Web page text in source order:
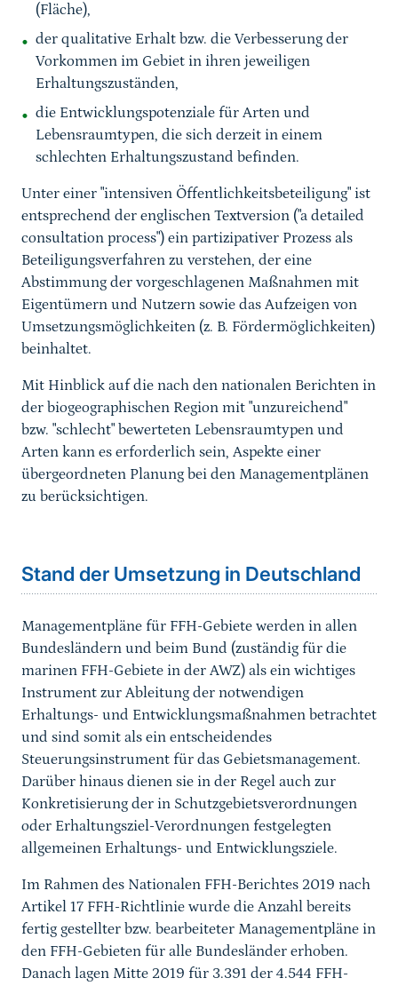
(Fläche),
der qualitative Erhalt bzw. die Verbesserung der
Vorkommen im Gebiet in ihren jeweiligen
Erhaltungszuständen,
die Entwicklungspotenziale für Arten und
Lebensraumtypen, die sich derzeit in einem
schlechten Erhaltungszustand befinden.
Unter einer "intensiven Öffentlichkeitsbeteiligung" ist
entsprechend der englischen Textversion ("a detailed
consultation process") ein partizipativer Prozess als
Beteiligungsverfahren zu verstehen, der eine
Abstimmung der vorgeschlagenen Maßnahmen mit
Eigentümern und Nutzern sowie das Aufzeigen von
Umsetzungsmöglichkeiten (z. B. Fördermöglichkeiten)
beinhaltet.
Mit Hinblick auf die nach den nationalen Berichten in
der biogeographischen Region mit "unzureichend"
bzw. "schlecht" bewerteten Lebensraumtypen und
Arten kann es erforderlich sein, Aspekte einer
übergeordneten Planung bei den Managementplänen
zu berücksichtigen.
Stand der Umsetzung in Deutschland
Managementpläne für FFH-Gebiete werden in allen
Bundesländern und beim Bund (zuständig für die
marinen FFH-Gebiete in der AWZ) als ein wichtiges
Instrument zur Ableitung der notwendigen
Erhaltungs- und Entwicklungsmaßnahmen betrachtet
und sind somit als ein entscheidendes
Steuerungsinstrument für das Gebietsmanagement.
Darüber hinaus dienen sie in der Regel auch zur
Konkretisierung der in Schutzgebietsverordnungen
oder Erhaltungsziel-Verordnungen festgelegten
allgemeinen Erhaltungs- und Entwicklungsziele.
Im Rahmen des Nationalen FFH-Berichtes 2019 nach
Artikel 17 FFH-Richtlinie wurde die Anzahl bereits
fertig gestellter bzw. bearbeiteter Managementpläne in
den FFH-Gebieten für alle Bundesländer erhoben.
Danach lagen Mitte 2019 für 3.391 der 4.544 FFH-